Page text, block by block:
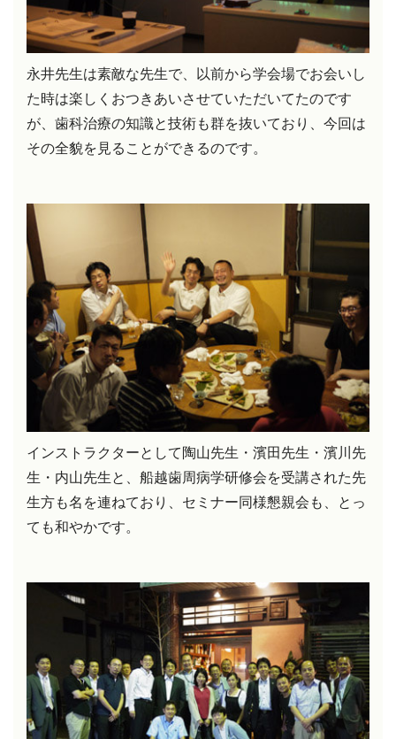
永井先生は素敵な先生で、以前から学会場でお会いし
た時は楽しくおつきあいさせていただいてたのです
が、歯科治療の知識と技術も群を抜いており、今回は
その全貌を見ることができるのです。
インストラクターとして陶山先生・濱田先生・濱川先
生・内山先生と、船越歯周病学研修会を受講された先
生方も名を連ねており、セミナー同様懇親会も、とっ
ても和やかです。